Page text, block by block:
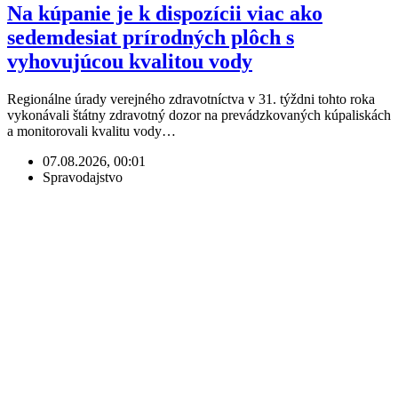
Na kúpanie je k dispozícii viac ako
sedemdesiat prírodných plôch s
vyhovujúcou kvalitou vody
Regionálne úrady verejného zdravotníctva v 31. týždni tohto roka
vykonávali štátny zdravotný dozor na prevádzkovaných kúpaliskách
a monitorovali kvalitu vody…
07.08.2026, 00:01
Spravodajstvo